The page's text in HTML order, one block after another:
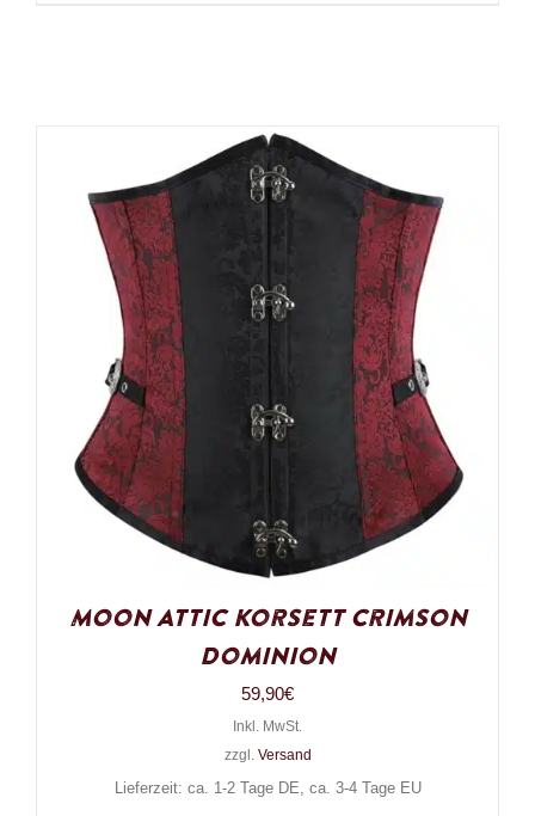
Moon Attic Korsett Crimson
Dominion
59,90€
Inkl. MwSt.
zzgl. Versand
Lieferzeit: ca. 1-2 Tage DE, ca. 3-4 Tage EU